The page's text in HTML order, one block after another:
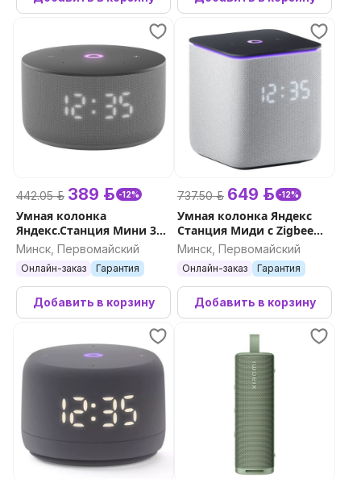
442.05 р. 389 р. -12%
Умная колонка
Яндекс.Станция Мини 3
(серый)
Минск, Первомайский
Онлайн-заказ Гарантия
Добавить в корзину
737.50 р. 649 р. -12%
Умная колонка Яндекс
Станция Миди с Zigbee
(серый)
Минск, Первомайский
Онлайн-заказ Гарантия
Добавить в корзину